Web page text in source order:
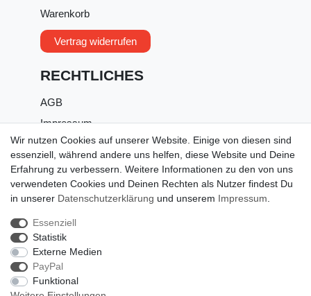
Warenkorb
Vertrag widerrufen
RECHTLICHES
AGB
Impressum
Datenschutz
Widerrufsrecht
Widerrufsformular
Wir nutzen Cookies auf unserer Website. Einige von diesen sind
essenziell, während andere uns helfen, diese Website und Deine
Erfahrung zu verbessern. Weitere Informationen zu den von uns
verwendeten Cookies und Deinen Rechten als Nutzer findest Du
in unserer Daten­schutz­erklärung und unserem Impressum
Essenziell
Statistik
Externe Medien
PayPal
Funktional